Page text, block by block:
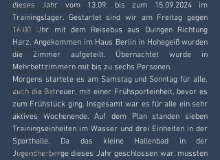
Hallenbad Duingen
Fußball
Tennis
Sportabzeichen
Wasserball
Veranstaltungen
Jugend
Tischtennis
dieses Jahr vom 13.09. bis zum 15.09.2024 im
Trainingslager. Gestartet sind wir am Freitag gegen
16:00 Uhr mit dem Reisebus aus Duingen Richtung
Harz. Angekommen im Haus Berlin in Hohegeiß wurden
die Zimmer aufgeteilt. Übernachtet wurde in
Mehrbettzimmern mit bis zu sechs Personen.
Morgens startete es am Samstag und Sonntag für alle,
auch die Betreuer, mit einer Frühsporteinheit, bevor es
zum Frühstück ging. Insgesamt war es für alle ein sehr
aktives Wochenende. Auf dem Plan standen sieben
Trainingseinheiten im Wasser und drei Einheiten in der
Sporthalle. Da das kleine Hallenbad in der
Jugendherberge dieses Jahr geschlossen war, mussten